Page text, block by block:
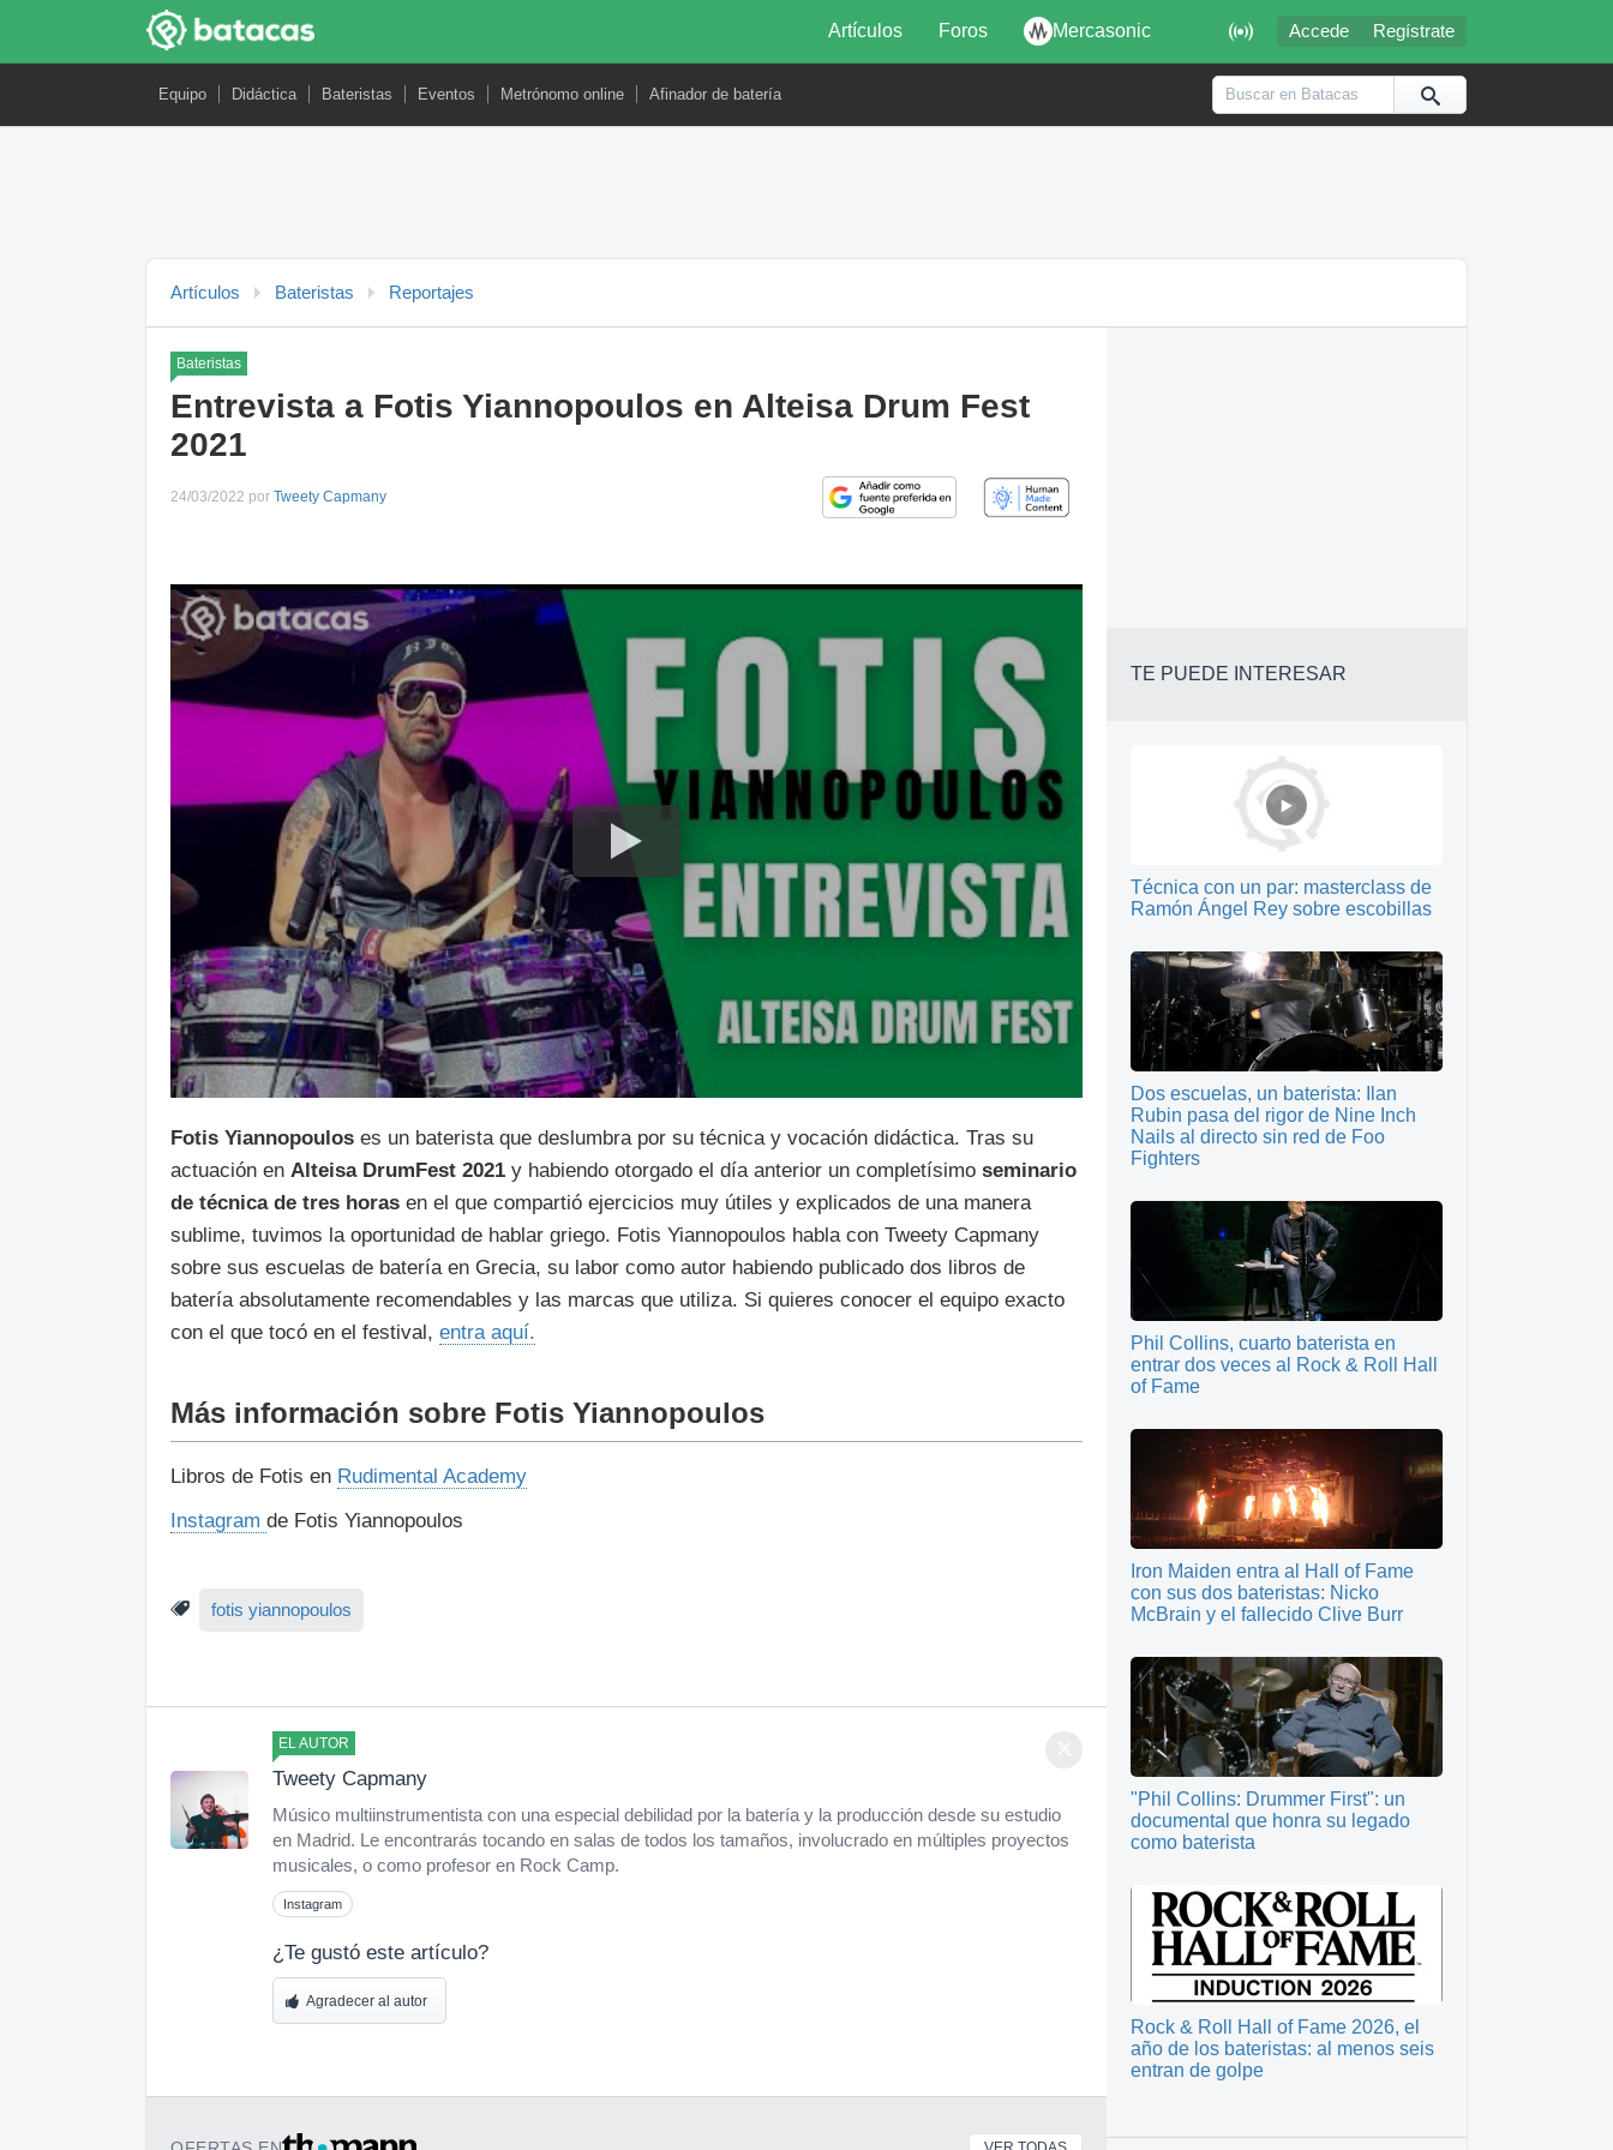
 Accede Regístrate
Artículos Foros Mercasonic
Equipo Didáctica Bateristas Eventos Metrónomo online Afinador de batería
Artículos Bateristas Reportajes
Bateristas
Entrevista a Fotis Yiannopoulos en Alteisa Drum Fest
2021
24/03/2022 por Tweety Capmany
Fotis Yiannopoulos es un baterista que deslumbra por su técnica y vocación didáctica. Tras su
actuación en Alteisa DrumFest 2021 y habiendo otorgado el día anterior un completísimo seminario
de técnica de tres horas en el que compartió ejercicios muy útiles y explicados de una manera
sublime, tuvimos la oportunidad de hablar griego. Fotis Yiannopoulos habla con Tweety Capmany
sobre sus escuelas de batería en Grecia, su labor como autor habiendo publicado dos libros de
batería absolutamente recomendables y las marcas que utiliza. Si quieres conocer el equipo exacto
con el que tocó en el festival, entra aquí.
Más información sobre Fotis Yiannopoulos
Libros de Fotis en Rudimental Academy
Instagram de Fotis Yiannopoulos
fotis yiannopoulos
EL AUTOR
Tweety Capmany
Músico multiinstrumentista con una especial debilidad por la batería y la producción desde su estudio
en Madrid. Le encontrarás tocando en salas de todos los tamaños, involucrado en múltiples proyectos
musicales, o como profesor en Rock Camp.
Instagram
¿Te gustó este artículo?
Agradecer al autor
TE PUEDE INTERESAR
Técnica con un par: masterclass de
Ramón Ángel Rey sobre escobillas
Dos escuelas, un baterista: Ilan
Rubin pasa del rigor de Nine Inch
Nails al directo sin red de Foo
Fighters
Phil Collins, cuarto baterista en
entrar dos veces al Rock & Roll Hall
of Fame
Iron Maiden entra al Hall of Fame
con sus dos bateristas: Nicko
McBrain y el fallecido Clive Burr
"Phil Collins: Drummer First": un
documental que honra su legado
como baterista
Rock & Roll Hall of Fame 2026, el
año de los bateristas: al menos seis
entran de golpe